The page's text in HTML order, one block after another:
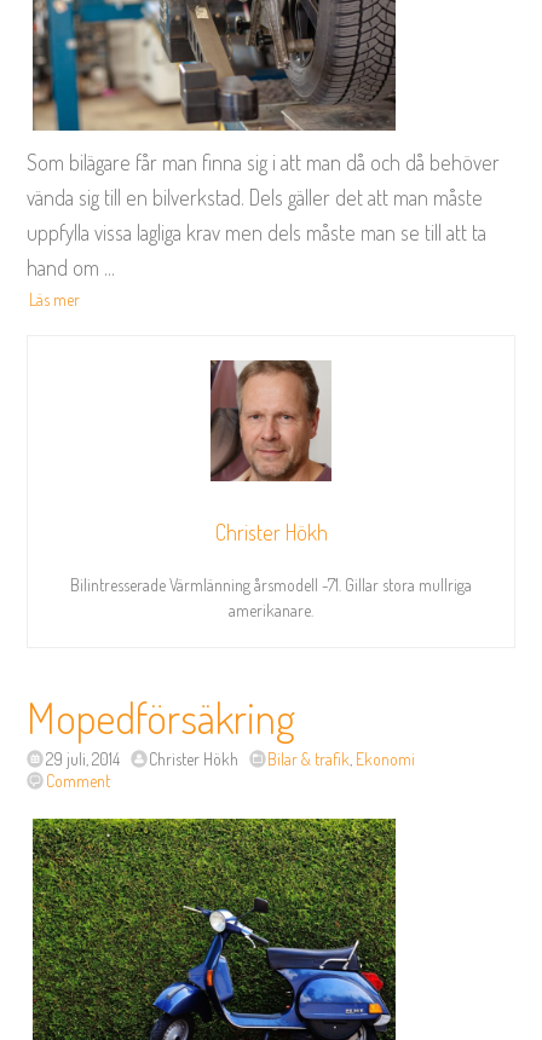
Som bilägare får man finna sig i att man då och då behöver
vända sig till en bilverkstad. Dels gäller det att man måste
uppfylla vissa lagliga krav men dels måste man se till att ta
hand om ...
Läs mer
Christer Hökh
Bilintresserade Värmlänning årsmodell -71. Gillar stora mullriga
amerikanare.
Mopedförsäkring
29 juli, 2014 Christer Hökh Bilar & trafik Ekonomi
Comment